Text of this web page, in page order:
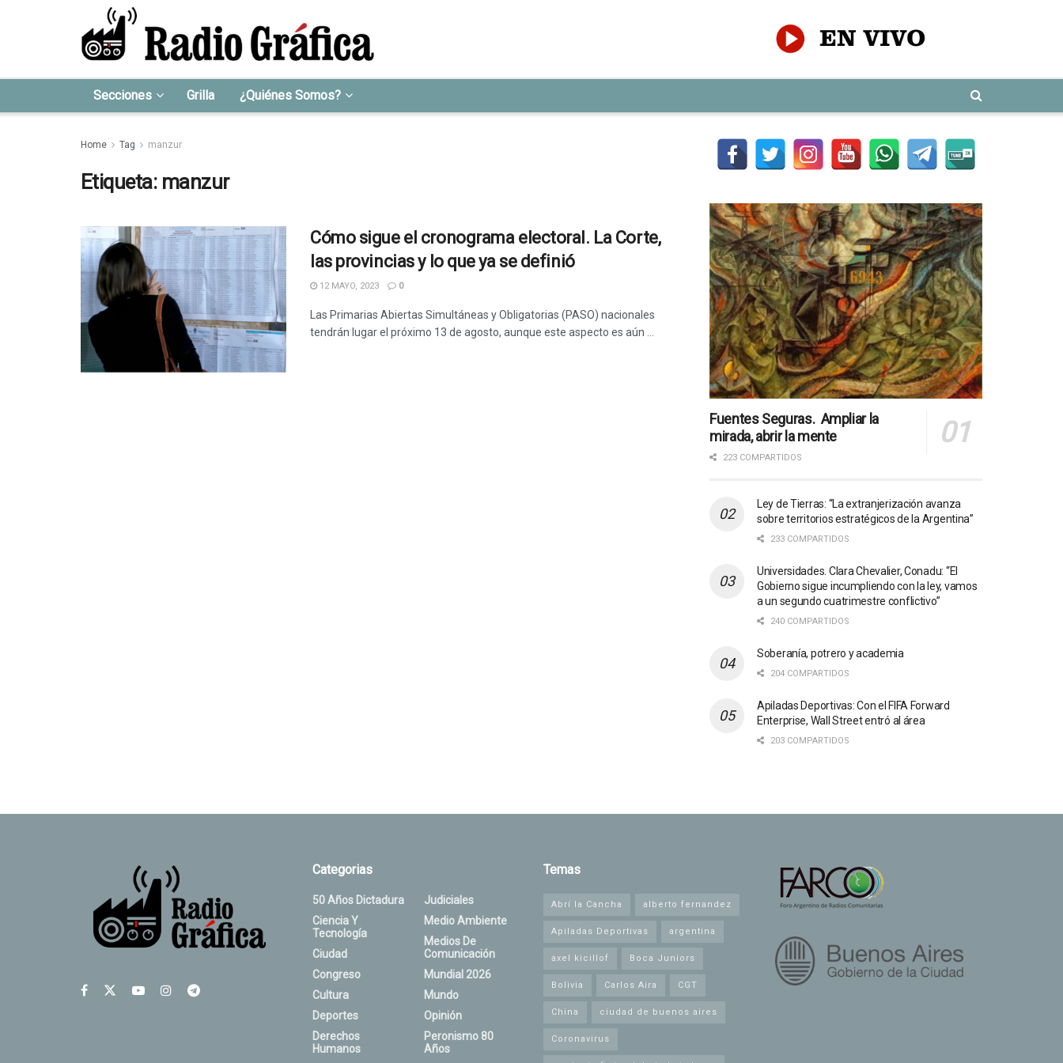
Secciones Grilla ¿Quiénes Somos?
Home Tag manzur
Etiqueta: manzur
Cómo sigue el cronograma electoral. La Corte,
las provincias y lo que ya se definió
12 MAYO, 2023 0
Las Primarias Abiertas Simultáneas y Obligatorias (PASO) nacionales
tendrán lugar el próximo 13 de agosto, aunque este aspecto es aún ...
Fuentes Seguras. Ampliar la
mirada, abrir la mente
223 COMPARTIDOS
Ley de Tierras: “La extranjerización avanza
sobre territorios estratégicos de la Argentina”
233 COMPARTIDOS
Universidades. Clara Chevalier, Conadu: “El
Gobierno sigue incumpliendo con la ley, vamos
a un segundo cuatrimestre conflictivo”
240 COMPARTIDOS
Soberanía, potrero y academia
204 COMPARTIDOS
Apiladas Deportivas: Con el FIFA Forward
Enterprise, Wall Street entró al área
203 COMPARTIDOS
Categorias
50 Años Dictadura
Ciencia Y
Tecnología
Ciudad
Congreso
Cultura
Deportes
Derechos
Humanos
Judiciales
Medio Ambiente
Medios De
Comunicación
Mundial 2026
Mundo
Opinión
Peronismo 80
Años
Temas
Abrí la Cancha alberto fernandez
Apiladas Deportivas argentina
axel kicillof Boca Juniors
Bolivia Carlos Aira CGT
China ciudad de buenos aires
Coronavirus